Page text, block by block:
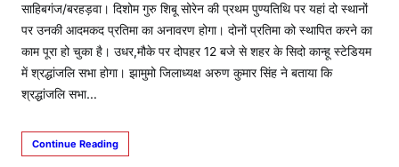
साहिबगंज/बरहड़वा। दिशोम गुरु शिबू सोरेन की प्रथम पुण्यतिथि पर यहां दो स्थानों
पर उनकी आदमकद प्रतिमा का अनावरण होगा। दोनों प्रतिमा को स्थापित करने का
काम पूरा हो चुका है। उधर,मौके पर दोपहर 12 बजे से शहर के सिदो कान्हू स्टेडियम
में श्रद्धांजलि सभा होगा। झामुमो जिलाध्यक्ष अरुण कुमार सिंह ने बताया कि
श्रद्धांजलि सभा…
Continue Reading